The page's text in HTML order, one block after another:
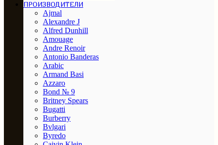
ПРОИЗВОДИТЕЛИ
Ajmal
Alexandre J
Alfred Dunhill
Amouage
Andre Renoir
Antonio Banderas
Arabic
Armand Basi
Azzaro
Bond № 9
Britney Spears
Bugatti
Burberry
Bvlgari
Byredo